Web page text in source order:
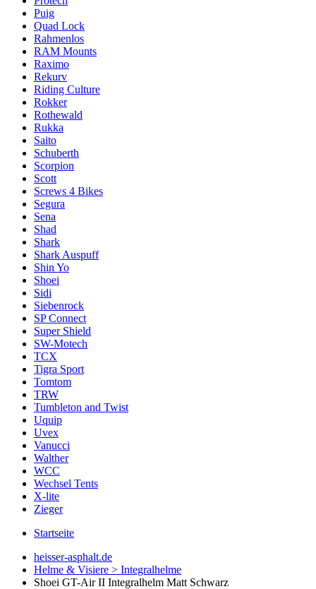
Puig
Quad Lock
Rahmenlos
RAM Mounts
Raximo
Rekurv
Riding Culture
Rokker
Rothewald
Rukka
Saito
Schuberth
Scorpion
Scott
Screws 4 Bikes
Segura
Sena
Shad
Shark
Shark Auspuff
Shin Yo
Shoei
Sidi
Siebenrock
SP Connect
Super Shield
SW-Motech
TCX
Tigra Sport
Tomtom
TRW
Tumbleton and Twist
Uquip
Uvex
Vanucci
Walther
WCC
Wechsel Tents
X-lite
Zieger
Startseite
heisser-asphalt.de
Helme & Visiere > Integralhelme
Shoei GT-Air II Integralhelm Matt Schwarz